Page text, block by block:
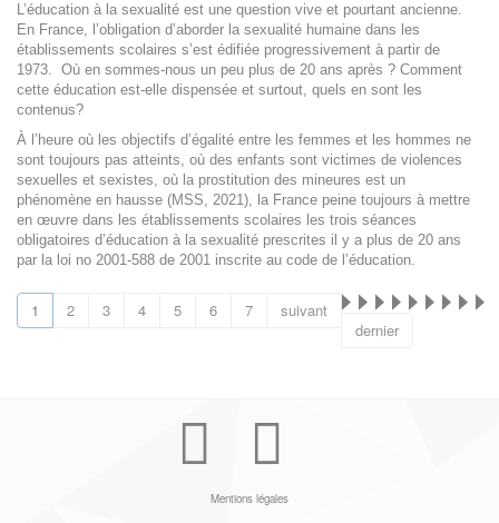
L’éducation à la sexualité est une question vive et pourtant ancienne.
En France, l’obligation d’aborder la sexualité humaine dans les
établissements scolaires s’est édifiée progressivement à partir de
1973. Où en sommes-nous un peu plus de 20 ans après ? Comment
cette éducation est-elle dispensée et surtout, quels en sont les
contenus?
À l’heure où les objectifs d’égalité entre les femmes et les hommes ne
sont toujours pas atteints, où des enfants sont victimes de violences
sexuelles et sexistes, où la prostitution des mineures est un
phénomène en hausse (MSS, 2021), la France peine toujours à mettre
en œuvre dans les établissements scolaires les trois séances
obligatoires d’éducation à la sexualité prescrites il y a plus de 20 ans
par la loi no 2001-588 de 2001 inscrite au code de l’éducation.
1 2 3 4 5 6 7
suivant
dernier
Youtube
Mentions légales